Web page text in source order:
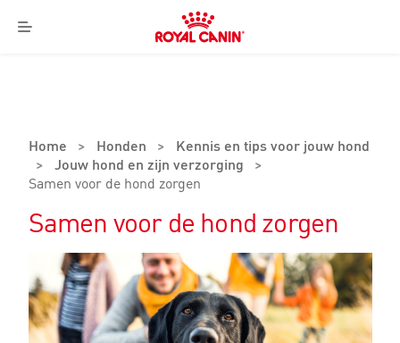
Menu
Royal
Canin
Home > Honden >
Kennis en tips voor jouw hond
> Jouw hond en zijn verzorging
>
Samen voor de hond zorgen
Samen voor de hond zorgen